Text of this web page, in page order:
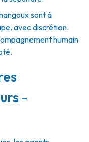
sont à
avec discrétion.
humain
-